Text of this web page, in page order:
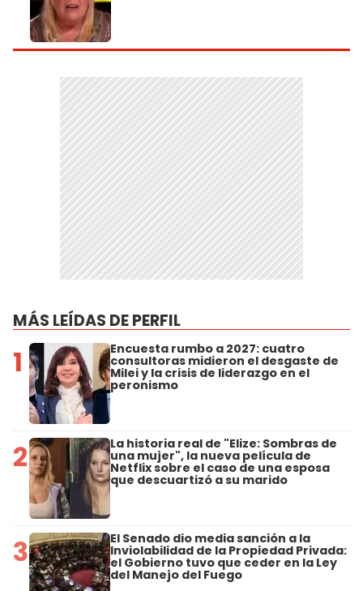
MÁS LEÍDAS DE PERFIL
1 Encuesta rumbo a 2027: cuatro
consultoras midieron el desgaste de
Milei y la crisis de liderazgo en el
peronismo
2 La historia real de "Elize: Sombras de
una mujer", la nueva película de
Netflix sobre el caso de una esposa
que descuartizó a su marido
3 El Senado dio media sanción a la
Inviolabilidad de la Propiedad Privada:
el Gobierno tuvo que ceder en la Ley
del Manejo del Fuego